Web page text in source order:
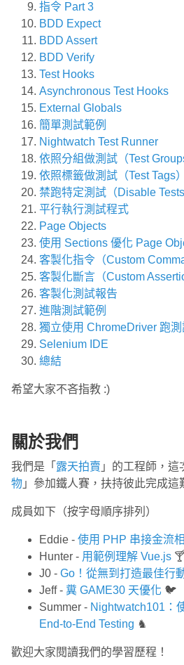
指令 Part 3
BDD Expect
BDD Assert
BDD Verify
Test Hooks
Asynchronous Test Hooks
External Globals
簡單測試範例
Nightwatch Test Runner
依照分組做測試（Test
依照標籤做測試（Test Tags）
禁跑特定測試（Disable Tests
平行執行測試程式
Page Objects
使用 Sections 優化 Page
客製化指令（Custom
客製化斷言（Custom
客製化測試報告
進階測試範例
獨立使用 ChromeDriver 跑測
Selenium IDE
總結
希望大家不吝指教 :)
關於我們
我們是「 露天拍賣 」的工程師，這
物 」參加鐵人賽，扶持彼此完成這
成員如下（按字母順序排列）
Eddie - 使用 PHP 串接金流
Hunter - 用範例理解 Vue.js 🍸
J0 - Go！從無到打造最佳行
Jeff - 糞 GAME30 天優化 🐦
Summer - Nightwatch101：
End-to-End Testing ♞
歡迎大家閱讀我們的學習歷程！